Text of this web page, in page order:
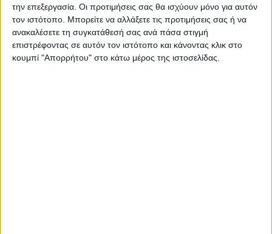
την επεξεργασία. Οι προτιμήσεις σας θα ισχύουν μόνο για αυτόν
τον ιστότοπο. Μπορείτε να αλλάξετε τις προτιμήσεις σας ή να
ανακαλέσετε τη συγκατάθεσή σας ανά πάσα στιγμή
επιστρέφοντας σε αυτόν τον ιστότοπο και κάνοντας κλικ στο
κουμπί "Απορρήτου" στο κάτω μέρος της ιστοσελίδας.
γέφυρα του Μέγδοβα. Για την κατασκευή
της γέφυρας απαιτούνται χρηματοδοτικοί
πόροι είτε από το Υπ. Υποδομών, είτε από
την Περιφέρεια, ενώ για το εν λόγω θέμα η